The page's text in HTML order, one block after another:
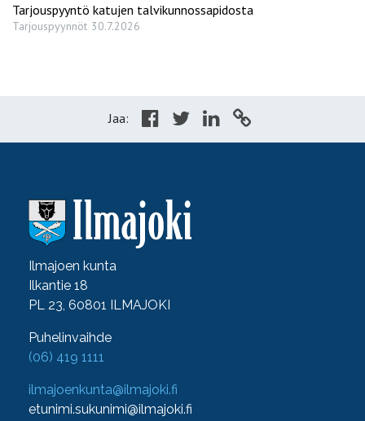
Tarjouspyyntö katujen talvikunnossapidosta
Tarjouspyynnöt 30.7.2026
Jaa:
Ilmajoen kunta
Ilkantie 18
PL 23, 60801 ILMAJOKI
Puhelinvaihde
(06) 419 1111
ilmajoenkunta@ilmajoki.fi
etunimi.sukunimi@ilmajoki.fi